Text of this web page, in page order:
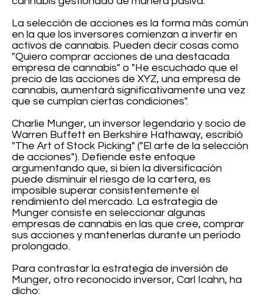
La selección de acciones es la forma más común
en la que los inversores comienzan a invertir en
activos de cannabis. Pueden decir cosas como
"Quiero comprar acciones de una destacada
empresa de cannabis" o "He escuchado que el
precio de las acciones de XYZ, una empresa de
cannabis, aumentará significativamente una vez
que se cumplan ciertas condiciones".
Charlie Munger, un inversor legendario y socio de
Warren Buffett en Berkshire Hathaway, escribió
"The Art of Stock Picking" ("El arte de la selección
de acciones"). Defiende este enfoque
argumentando que, si bien la diversificación
puede disminuir el riesgo de la cartera, es
imposible superar consistentemente el
rendimiento del mercado. La estrategia de
Munger consiste en seleccionar algunas
empresas de cannabis en las que cree, comprar
sus acciones y mantenerlas durante un período
prolongado.
Para contrastar la estrategia de inversión de
Munger, otro reconocido inversor, Carl Icahn, ha
dicho: